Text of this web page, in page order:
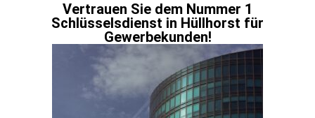
Vertrauen Sie dem Nummer 1
Schlüsselsdienst in Hüllhorst für
Gewerbekunden!